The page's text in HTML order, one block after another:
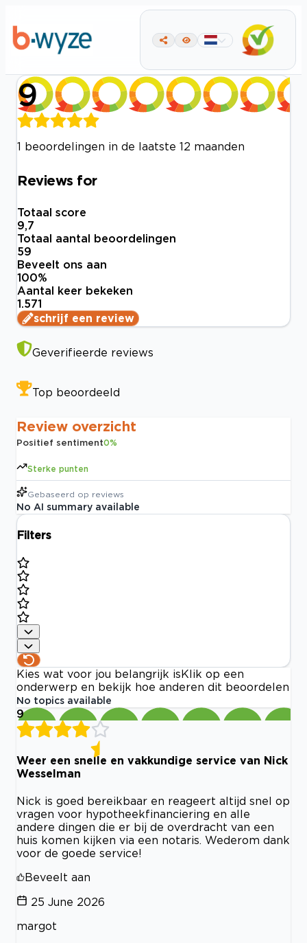
9
1 beoordelingen in de laatste 12 maanden
Reviews for
Totaal score
9,7
Totaal aantal beoordelingen
59
Beveelt ons aan
100%
Aantal keer bekeken
1.571
schrijf een review
Geverifieerde reviews
Top beoordeeld
Review overzicht
Positief sentiment0%
Sterke punten
Gebaseerd op reviews
No AI summary available
Filters
Kies wat voor jou belangrijk is Klik op een
onderwerp en bekijk hoe anderen dit beoordelen
No topics available
9
Weer een snelle en vakkundige service van Nick
Wesselman
Nick is goed bereikbaar en reageert altijd snel op
vragen voor hypotheekfinanciering en alle
andere dingen die er bij de overdracht van een
huis komen kijken via een notaris. Wederom dank
voor de goede service!
Beveelt aan
25 June 2026
margot